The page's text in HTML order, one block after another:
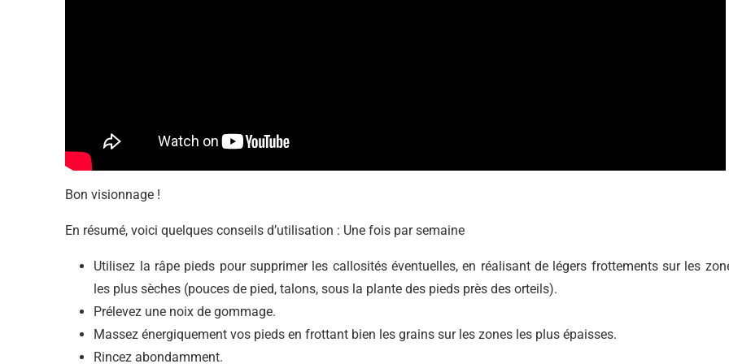
Bon visionnage !
En résumé, voici quelques conseils d’utilisation : Une fois par semaine
Utilisez la râpe pieds pour supprimer les callosités éventuelles, en réalisant de légers frottements sur les
les plus sèches (pouces de pied, talons, sous la plante des pieds près des orteils).
Prélevez une noix de gommage.
Massez énergiquement vos pieds en frottant bien les grains sur les zones les plus épaisses.
Rincez abondamment.